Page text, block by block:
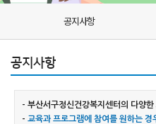
공지사항
공지사항
- 부산서구정신건강복지센터의 다양한
- 교육과 프로그램에 참여를 원하는 경